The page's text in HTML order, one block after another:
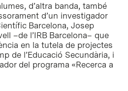
d’altra banda, també
d’un investigador
Barcelona, Josep
–de l’IRB Barcelona– que
en la tutela de projectes
de l’Educació Secundària, i
del programa «Recerca a